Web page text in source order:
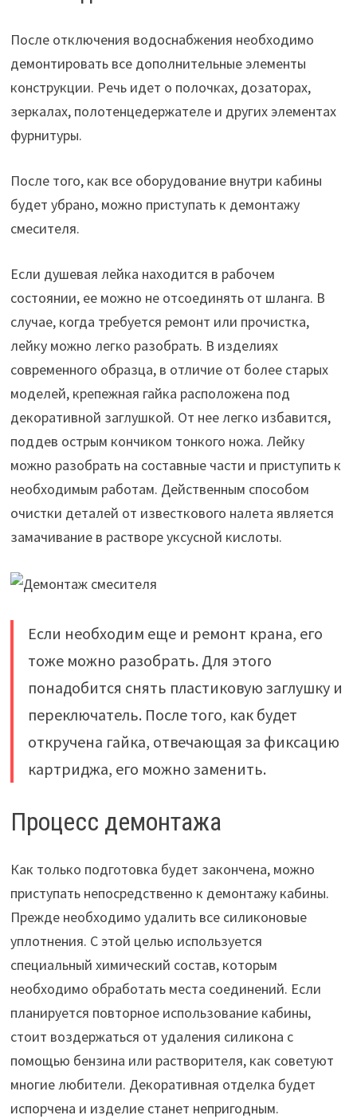
После отключения водоснабжения необходимо
демонтировать все дополнительные элементы
конструкции. Речь идет о полочках, дозаторах,
зеркалах, полотенцедержателе и других элементах
фурнитуры.
После того, как все оборудование внутри кабины
будет убрано, можно приступать к демонтажу
смесителя.
Если душевая лейка находится в рабочем
состоянии, ее можно не отсоединять от шланга. В
случае, когда требуется ремонт или прочистка,
лейку можно легко разобрать. В изделиях
современного образца, в отличие от более старых
моделей, крепежная гайка расположена под
декоративной заглушкой. От нее легко избавится,
поддев острым кончиком тонкого ножа. Лейку
можно разобрать на составные части и приступить к
необходимым работам. Действенным способом
очистки деталей от известкового налета является
замачивание в растворе уксусной кислоты.
Если необходим еще и ремонт крана, его
тоже можно разобрать. Для этого
понадобится снять пластиковую заглушку и
переключатель. После того, как будет
откручена гайка, отвечающая за фиксацию
картриджа, его можно заменить.
Процесс демонтажа
Как только подготовка будет закончена, можно
приступать непосредственно к демонтажу кабины.
Прежде необходимо удалить все силиконовые
уплотнения. С этой целью используется
специальный химический состав, которым
необходимо обработать места соединений. Если
планируется повторное использование кабины,
стоит воздержаться от удаления силикона с
помощью бензина или растворителя, как советуют
многие любители. Декоративная отделка будет
испорчена и изделие станет непригодным.